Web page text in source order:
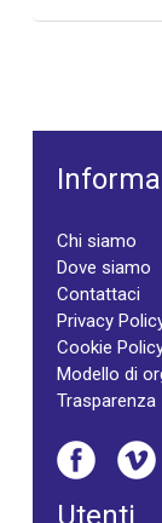
Chi siamo
Dove siamo
Contattaci
Privacy
Cookie
Modello di
Trasparenza
Utenti